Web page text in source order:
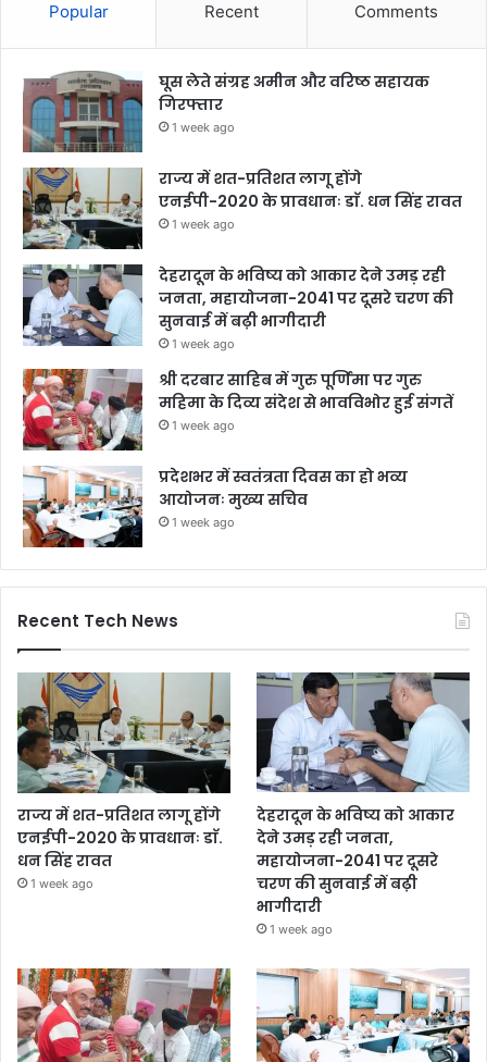
Popular Recent Comments
घूस लेते संग्रह अमीन और वरिष्ठ सहायक
गिरफ्तार
1 week ago
राज्य में शत-प्रतिशत लागू होंगे
एनईपी-2020 के प्रावधानः डाॅ. धन सिंह रावत
1 week ago
देहरादून के भविष्य को आकार देने उमड़ रही
जनता, महायोजना-2041 पर दूसरे चरण की
सुनवाई में बढ़ी भागीदारी
1 week ago
श्री दरबार साहिब में गुरु पूर्णिमा पर गुरु
महिमा के दिव्य संदेश से भावविभोर हुई संगतें
1 week ago
प्रदेशभर में स्वतंत्रता दिवस का हो भव्य
आयोजनः मुख्य सचिव
1 week ago
Recent Tech News
राज्य में शत-प्रतिशत लागू होंगे
एनईपी-2020 के प्रावधानः डाॅ.
धन सिंह रावत
1 week ago
देहरादून के भविष्य को आकार
देने उमड़ रही जनता,
महायोजना-2041 पर दूसरे
चरण की सुनवाई में बढ़ी
भागीदारी
1 week ago